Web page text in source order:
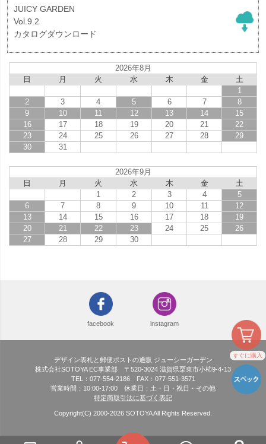
すぐに購入
JUICY GARDEN
Vol.9.2
カタログダウンロード
2026年8月
日
月 火 水 木 金
土
1
2
3 4 5 6 7
8
9
10 11 12 13 14
15
16
17 18 19 20 21
22
23
24 25 26 27 28
29
30
31
2026年9月
日
月 火 水 木 金
土
1
2 3 4
5
6
7 8 9 10 11
12
13
14 15 16 17 18
19
20
21 22 23 24 25
26
27
28 29 30
facebook instagram
デザイン表札と郵便ポストの通販 ジューシーガーデン
株式会社SOTOYA EC事業部 〒520-3024 滋賀県栗東市小柿9-4-13
TEL：077-554-2186 FAX：077-551-3571
営業時間：10:00-17:00 休業日：土・日・祝日・その他
特定商取引法に基づく表記
Copyright(C) 2000-2026 SOTOYA All Rights Reserved.